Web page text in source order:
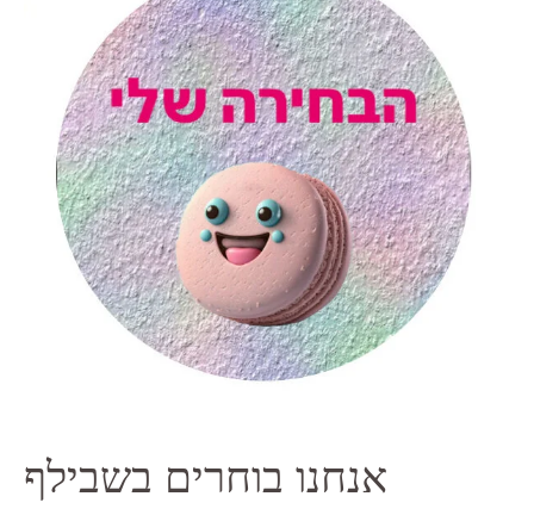
אנחנו בוחרים בשבילף